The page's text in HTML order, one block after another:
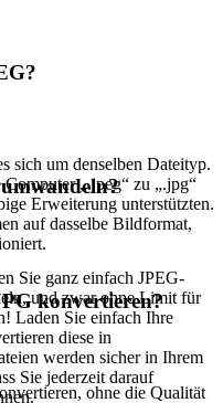
sich um denselben Dateityp.
„.jpeg“ zu „.jpg“
Erweiterung unterstützten.
auf dasselbe Bildformat,
Sie ganz einfach JPEG-
und zwar ohne Limit für
Laden Sie einfach Ihre
diese in
werden sicher in Ihrem
Sie jederzeit darauf
konvertieren?
ohne die Qualität